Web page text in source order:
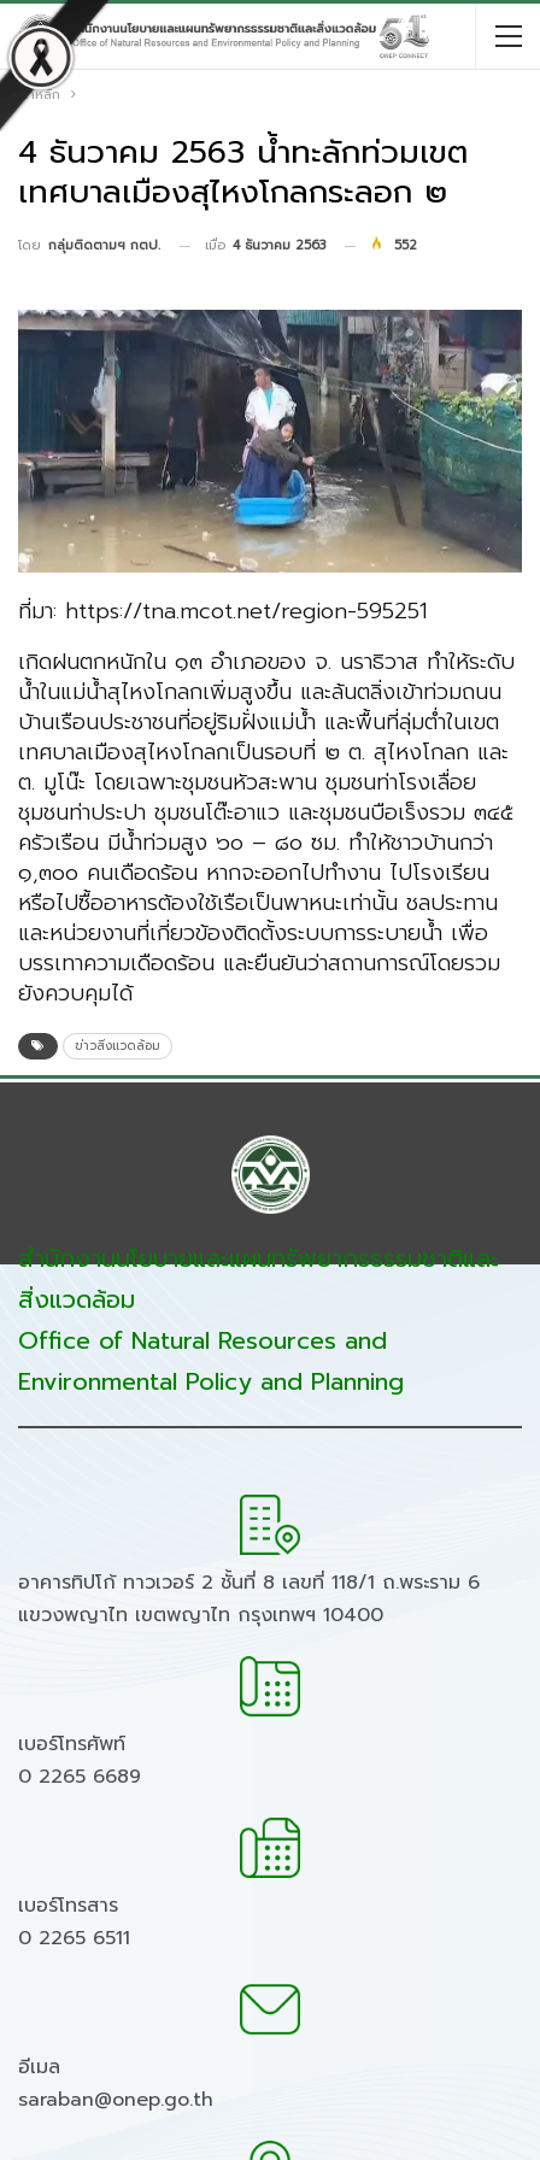
หน้าหลัก
4 ธันวาคม 2563 น้ำทะลักท่วมเขต
เทศบาลเมืองสุไหงโกลกระลอก ๒
โดย กลุ่มติดตามฯ กตป. เมื่อ 4 ธันวาคม 2563 552
ที่มา: https://tna.mcot.net/region-595251
เกิดฝนตกหนักใน ๑๓ อำเภอของ จ. นราธิวาส ทำให้ระดับ
น้ำในแม่น้ำสุไหงโกลกเพิ่มสูงขึ้น และล้นตลิ่งเข้าท่วมถนน
บ้านเรือนประชาชนที่อยู่ริมฝั่งแม่น้ำ และพื้นที่ลุ่มต่ำในเขต
เทศบาลเมืองสุไหงโกลกเป็นรอบที่ ๒ ต. สุไหงโกลก และ
ต. มูโน๊ะ โดยเฉพาะชุมชนหัวสะพาน ชุมชนท่าโรงเลื่อย
ชุมชนท่าประปา ชุมชนโต๊ะอาแว และชุมชนบือเร็งรวม ๓๔๕
ครัวเรือน มีน้ำท่วมสูง ๖๐ – ๘๐ ซม. ทำให้ชาวบ้านกว่า
๑,๓๐๐ คนเดือดร้อน หากจะออกไปทำงาน ไปโรงเรียน
หรือไปซื้ออาหารต้องใช้เรือเป็นพาหนะเท่านั้น ชลประทาน
และหน่วยงานที่เกี่ยวข้องติดตั้งระบบการระบายน้ำ เพื่อ
บรรเทาความเดือดร้อน และยืนยันว่าสถานการณ์โดยรวม
ยังควบคุมได้
ข่าวสิ่งแวดล้อม
สำนักงานนโยบายและแผนทรัพยากรธรรมชาติและ
สิ่งแวดล้อม
Office of Natural Resources and
Environmental Policy and Planning
อาคารทิปโก้ ทาวเวอร์ 2 ชั้นที่ 8 เลขที่ 118/1 ถ.พระราม 6
แขวงพญาไท เขตพญาไท กรุงเทพฯ 10400
เบอร์โทรศัพท์
0 2265 6689
เบอร์โทรสาร
0 2265 6511
อีเมล
saraban@onep.go.th